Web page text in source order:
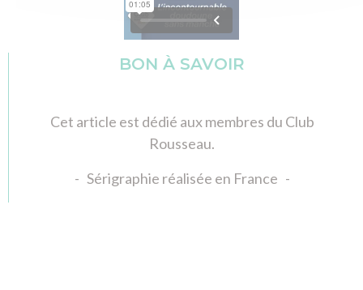
BON À SAVOIR
Cet article est dédié aux membres du Club
Rousseau.
- Sérigraphie réalisée en France -